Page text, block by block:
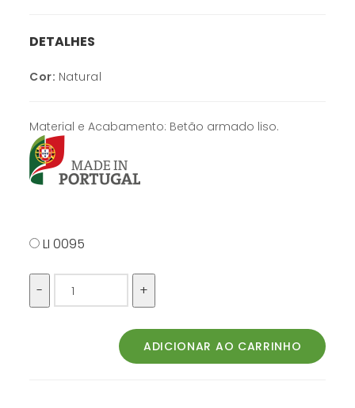
DETALHES
Cor: Natural
Material e Acabamento: Betão armado liso.
LI 0095